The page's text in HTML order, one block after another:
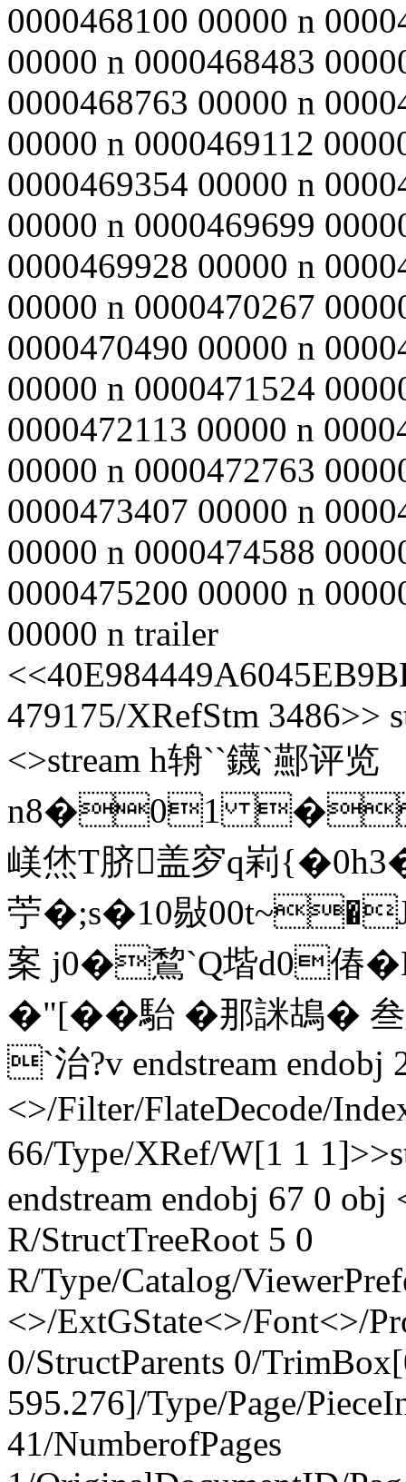
0000468100 00000 n
00000 n 0000468483
0000468763 00000 n
00000 n 0000469112
0000469354 00000 n
00000 n 0000469699
0000469928 00000 n
00000 n 0000470267
0000470490 00000 n
00000 n 0000471524
0000472113 00000 n
00000 n 0000472763
0000473407 00000 n
00000 n 0000474588
0000475200 00000 n
00000 n trailer
479175/XRefStm 3486>>
<>stream h辀``鑖`酀评览
n8�01
嵄烋T脐盖穸q峲
苧�;s�10敡
案 j0�鵹`Q堦d0偆
�"[��駘 �那詸鴣� 叁
`治?v endstream endobj
<>/Filter/FlateDecode/
66/Type/XRef/W[1 1
endstream endobj 67 0 obj
R/StructTreeRoot 5 0
R/Type/Catalog/
<>/ExtGState<>/Font<>/
0/StructParents 0/
595.276]/Type/Page/
41/NumberofPages